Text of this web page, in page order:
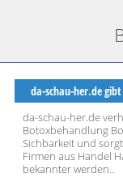
da-schau-her.de
da-schau-her.de
Botoxbehandlung
Sichbarkeit und
Firmen aus Handel
bekannter werden..